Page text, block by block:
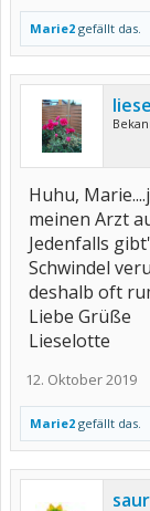
Marie2 gefällt das.
Huhu,
meinen Arzt
Jedenfalls
Schwindel
deshalb oft
Liebe Grüße
Lieselotte
12. Oktober 2019
Marie2 gefällt das.